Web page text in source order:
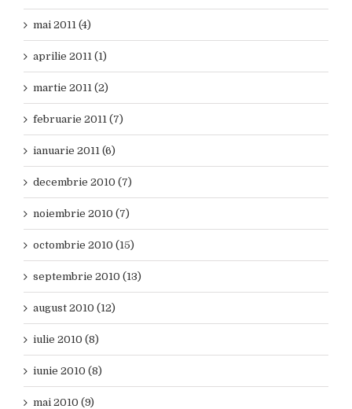
mai 2011 (4)
aprilie 2011 (1)
martie 2011 (2)
februarie 2011 (7)
ianuarie 2011 (6)
decembrie 2010 (7)
noiembrie 2010 (7)
octombrie 2010 (15)
septembrie 2010 (13)
august 2010 (12)
iulie 2010 (8)
iunie 2010 (8)
mai 2010 (9)